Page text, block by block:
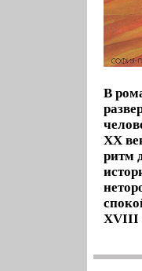
В
XX
ритм
XVIII